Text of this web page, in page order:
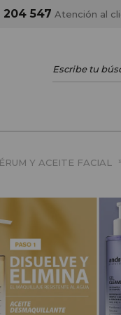
estar al día en los
204 547 Atención al
Y ACEITE FACIAL